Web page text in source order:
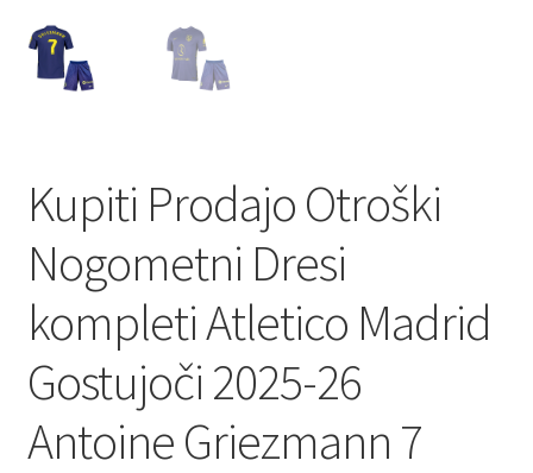
Kupiti Prodajo Otroški
Nogometni Dresi
kompleti Atletico Madrid
Gostujoči 2025-26
Antoine Griezmann 7